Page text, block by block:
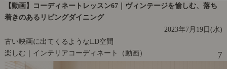
【動画】コーディネートレッスン67｜ヴィンテージを愉しむ、落ち
着きのあるリビングダイニング
2023年7月19日(水)
古い映画に出てくるようなLD空間
楽しむ｜インテリアコーディネート（動画）
7